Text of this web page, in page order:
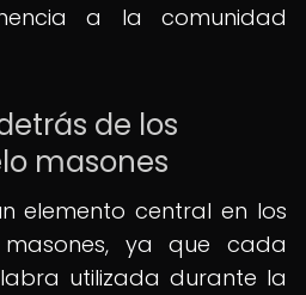
a la comunidad
de los
masones
elemento central en los
ya que cada
utilizada durante la